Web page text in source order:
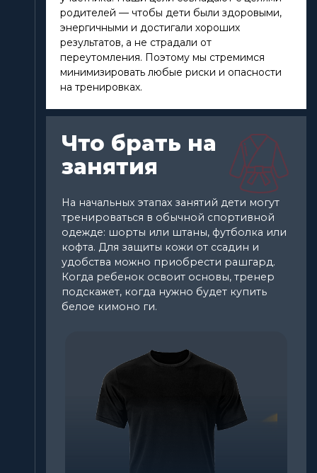
родителей — чтобы дети были здоровыми,
энергичными и достигали хороших
результатов, а не страдали от
переутомления. Поэтому мы стремимся
минимизировать любые риски и опасности
на тренировках.
Что брать на
занятия
На начальных этапах занятий дети могут
тренироваться в обычной спортивной
одежде: шорты или штаны, футболка или
кофта. Для защиты кожи от ссадин и
удобства можно приобрести рашгард.
Когда ребенок освоит основы, тренер
подскажет, когда нужно будет купить
белое кимоно ги.